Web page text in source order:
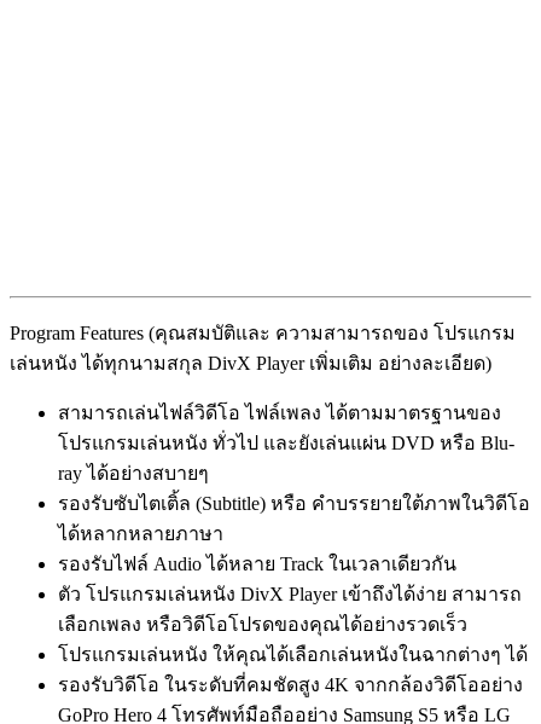
Program Features (คุณสมบัติและ ความสามารถของ โปรแกรม
เล่นหนัง ได้ทุกนามสกุล DivX Player เพิ่มเติม อย่างละเอียด)
สามารถเล่นไฟล์วิดีโอ ไฟล์เพลง ได้ตามมาตรฐานของ
โปรแกรมเล่นหนัง ทั่วไป และยังเล่นแผ่น DVD หรือ Blu-
ray ได้อย่างสบายๆ
รองรับซับไตเติ้ล (Subtitle) หรือ คำบรรยายใต้ภาพในวิดีโอ
ได้หลากหลายภาษา
รองรับไฟล์ Audio ได้หลาย Track ในเวลาเดียวกัน
ตัว โปรแกรมเล่นหนัง DivX Player เข้าถึงได้ง่าย สามารถ
เลือกเพลง หรือวิดีโอโปรดของคุณได้อย่างรวดเร็ว
โปรแกรมเล่นหนัง ให้คุณได้เลือกเล่นหนังในฉากต่างๆ ได้
รองรับวิดีโอ ในระดับที่คมชัดสูง 4K จากกล้องวิดีโออย่าง
GoPro Hero 4 โทรศัพท์มือถืออย่าง Samsung S5 หรือ LG